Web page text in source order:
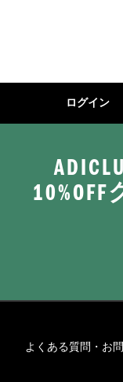
ログイン
よくある質問・お